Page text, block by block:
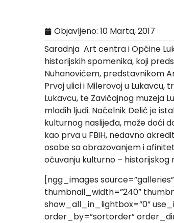
Objavljeno: 10 Marta, 2017
Saradnja Art centra i Općine
historijskih spomenika, koji
Nuhanovićem, predstavnikom
Prvoj ulici i Milerovoj u
Lukavcu, te Zavičajnog muzeja
mladih ljudi. Načelnik Delić je
kulturnog naslijeđa, može doći
kao prva u FBiH, nedavno
osobe sa obrazovanjem i
očuvanju kulturno – historijskog
[ngg_images
thumbnail_width=”240”
show_all_in_lightbox=”0”
order_by=”sortorder”